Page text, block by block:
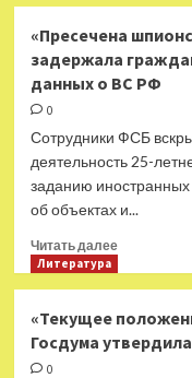
МиГ-31К
лишних
проблем:
«Интер»
«Милан»
и
впервые
с
го
пробился
в
финал
чемпионов
«Пресечена
задержала
данных о ВС РФ
0
Сотрудники ФСБ
деятельность 25-
заданию
об объектах и...
Читать далееПрочитать
шпионская
Литература
«Текущее
Госдума
0